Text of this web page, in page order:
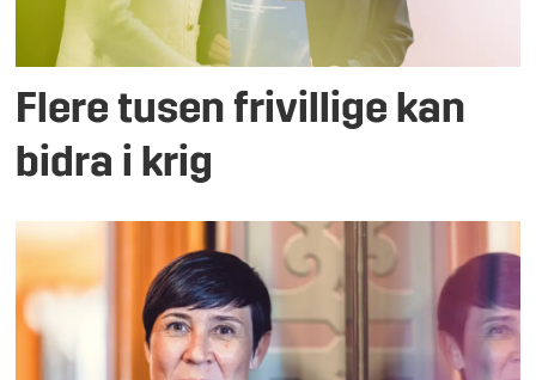
Flere tusen frivillige kan
bidra i krig